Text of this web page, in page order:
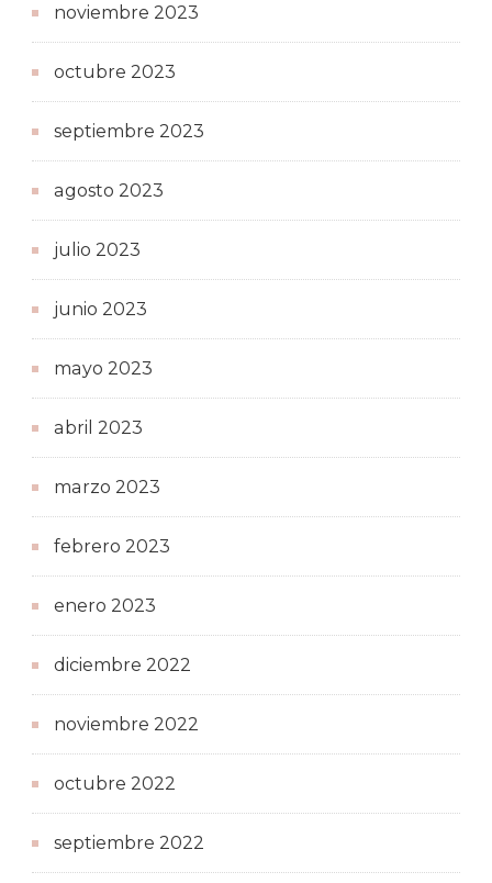
noviembre 2023
octubre 2023
septiembre 2023
agosto 2023
julio 2023
junio 2023
mayo 2023
abril 2023
marzo 2023
febrero 2023
enero 2023
diciembre 2022
noviembre 2022
octubre 2022
septiembre 2022